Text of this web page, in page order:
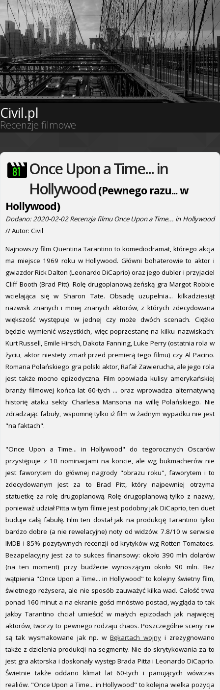
Civil.pl
Recenzje filmowe
Once Upon a Time... in
Hollywood(Pewnego razu... w
Hollywood)
Dodano: 2020-02-02 Recenzja filmu Once Upon a Time... in Hollywood
// Autor: Civil
Najnowszy film Quentina Tarantino to komediodramat, którego akcja
ma miejsce 1969 roku w Hollywood. Główni bohaterowie to aktor i
gwiazdor Rick Dalton (Leonardo DiCaprio) oraz jego dubler i przyjaciel
Cliff Booth (Brad Pitt). Rolę drugoplanową żeńską gra Margot Robbie
wcielająca się w Sharon Tate. Obsadę uzupełnia... kilkadziesiąt
nazwisk znanych i mniej znanych aktorów, z których zdecydowana
większość występuje w jednej czy może dwóch scenach. Ciężko
będzie wymienić wszystkich, więc poprzestanę na kilku nazwiskach:
Kurt Russell, Emile Hirsch, Dakota Fanning, Luke Perry (ostatnia rola w
życiu, aktor niestety zmarł przed premierą tego filmu) czy Al Pacino.
Romana Polańskiego gra polski aktor, Rafał Zawierucha, ale jego rola
jest także mocno epizodyczna. Film opowiada kulisy amerykańskiej
branży filmowej końca lat 60-tych ... oraz wprowadza alternatywną
historię ataku sekty Charlesa Mansona na willę Polańskiego. Nie
zdradzając fabuły, wspomnę tylko iż film w żadnym wypadku nie jest
"na faktach".
"Once Upon a Time... in Hollywood" do tegorocznych Oscarów
przystępuje z 10 nominacjami na koncie, ale wg bukmacherów nie
jest faworytem do głównej nagrody "obrazu roku", faworytem i to
zdecydowanym jest za to Brad Pitt, który najpewniej otrzyma
statuetkę za rolę drugoplanową. Rolę drugoplanową tylko z nazwy,
ponieważ udział Pitta w tym filmie jest podobny jak DiCaprio, ten duet
buduje całą fabułę. Film ten dostał jak na produkcję Tarantino tylko
bardzo dobre (a nie rewelacyjne) noty od widzów: 7.8/10 w serwisie
IMDB i 85% pozytywnych recenzji od krytyków wg Rotten Tomatoes.
Bezapelacyjny jest za to sukces finansowy: około 390 mln dolarów
(na ten moment) przy budżecie wynoszącym około 90 mln. Bez
wątpienia "Once Upon a Time... in Hollywood" to kolejny świetny film,
świetnego reżysera, ale nie sposób zauważyć kilka wad. Całość trwa
ponad 160 minut a na ekranie gości mnóstwo postaci, wygląda to tak
jakby Tarantino chciał umieścić w małych epizodach jak najwięcej
aktorów, tworzy to pewnego rodzaju chaos. Poszczególne sceny nie
są tak wysmakowane jak np. wBękartach wojnyi zrezygnowano
także z dzielenia produkcji na segmenty. Nie do skrytykowania za to
jest gra aktorska i doskonały występ Brada Pitta i Leonardo DiCaprio.
Świetnie także oddano klimat lat 60-tych i panujących wówczas
realiów. "Once Upon a Time... in Hollywood" to kolejna wielka pozycja